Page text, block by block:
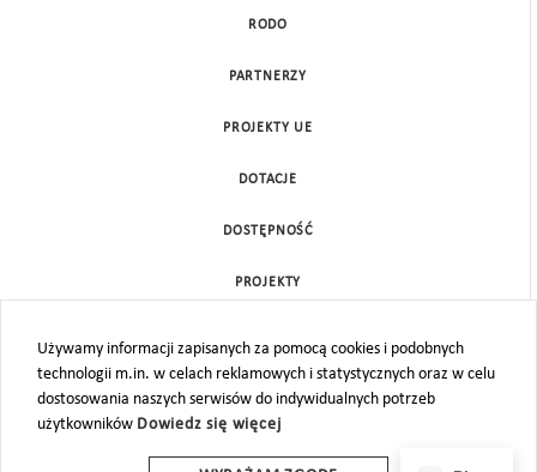
Używamy informacji zapisanych za pomocą cookies i podobnych
technologii m.in. w celach reklamowych i statystycznych oraz w celu
dostosowania naszych serwisów do indywidualnych potrzeb
użytkowników Dowiedz się więcej
RODO
PARTNERZY
PROJEKTY UE
DOTACJE
DOSTĘPNOŚĆ
PROJEKTY
MAPA STRONY